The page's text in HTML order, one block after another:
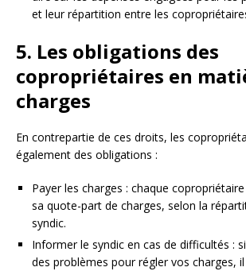
et leur répartition entre les
5. Les obligations des
copropriétaires en
charges
En contrepartie de ces droits, les
également des obligations :
Payer les charges : chaque
sa quote-part de charges, selon la
syndic.
Informer le syndic en cas de difficultés :
des problèmes pour régler vos charges,